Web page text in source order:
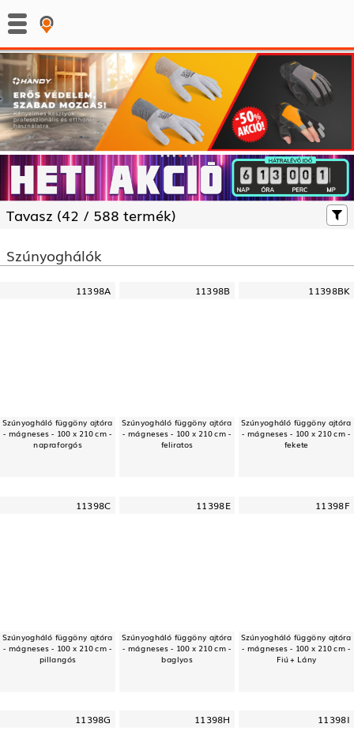
: :
Tavasz (42 / 588 termék)
Szúnyoghálók
11398A
Szúnyogháló függöny ajtóra
- mágneses - 100 x 210 cm -
napraforgós
11398B
Szúnyogháló függöny ajtóra
- mágneses - 100 x 210 cm -
feliratos
11398BK
Szúnyogháló függöny ajtóra
- mágneses - 100 x 210 cm -
fekete
11398C
Szúnyogháló függöny ajtóra
- mágneses - 100 x 210 cm -
pillangós
11398E
Szúnyogháló függöny ajtóra
- mágneses - 100 x 210 cm -
baglyos
11398F
Szúnyogháló függöny ajtóra
- mágneses - 100 x 210 cm -
Fiú + Lány
11398G 11398H 11398I